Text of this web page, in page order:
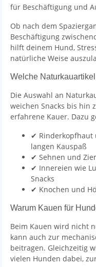
für Beschäftigung und
Ob nach dem
Beschäftigung
hilft deinem Hund,
natürliche Weise
Welche
Die Auswahl an
weichen Snacks bis hin
erfahrene Kauer. Dazu
✔ Rinderkopfhaut
langen Kauspaß
✔ Sehnen und
✔ Innereien wie
Snacks
✔ Knochen und
Warum Kauen für
Beim Kauen wird nicht
kann auch zur
beitragen. Gleichzeitig
vielen Hunden dabei,